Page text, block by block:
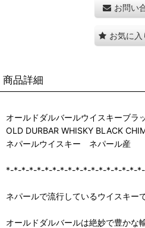
お問い
お気に入
商品詳細
オールドダルバールウイスキーブ
OLD DURBAR WHISKY BLACK
ネパールウイスキー ネパール産
*-*-*-*-*-*-*-*-*-*-*-*-*-*-*-*-*-
ネパールで流行しているウイスキー
オールドダルバールは絶妙で豊かな